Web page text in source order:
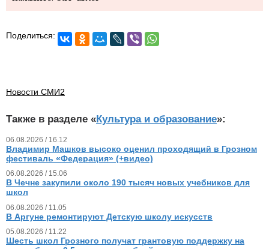
Поделиться:
Новости СМИ2
Также в разделе «Культура и образование»:
06.08.2026 / 16.12
Владимир Машков высоко оценил проходящий в Грозном
фестиваль «Федерация» (+видео)
06.08.2026 / 15.06
В Чечне закупили около 190 тысяч новых учебников для
школ
06.08.2026 / 11.05
В Аргуне ремонтируют Детскую школу искусств
05.08.2026 / 11.22
Шесть школ Грозного получат грантовую поддержку на